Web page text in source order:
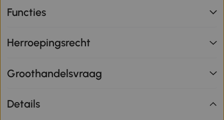
Functies
Herroepingsrecht
Groothandelsvraag
Details